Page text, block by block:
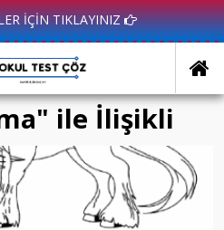
İÇİN TIKLAYINIZ
ile İlişikli